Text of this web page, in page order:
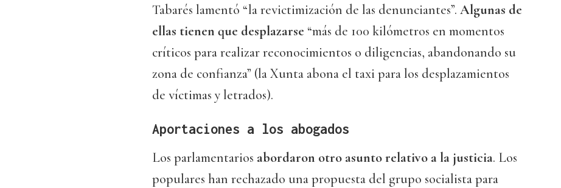
Tabarés lamentó “la revictimización de las denunciantes”. Algunas de
ellas tienen que desplazarse “más de 100 kilómetros en momentos
críticos para realizar reconocimientos o diligencias, abandonando su
zona de confianza” (la Xunta abona el taxi para los desplazamientos
de víctimas y letrados).
Aportaciones a los abogados
Los parlamentarios abordaron otro asunto relativo a la justicia. Los
populares han rechazado una propuesta del grupo socialista para